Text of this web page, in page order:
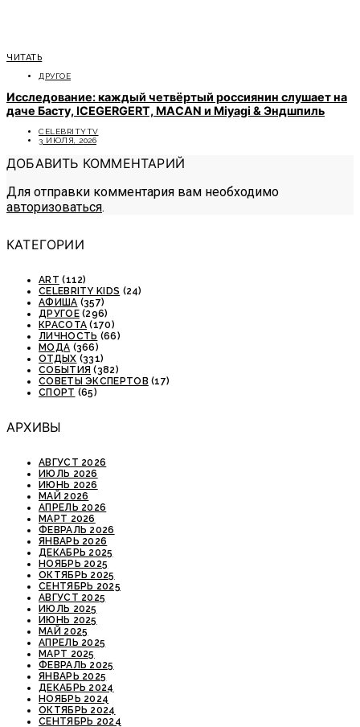
ЧИТАТЬ
ДРУГОЕ
Исследование: каждый четвёртый россиянин слушает на
даче Басту, ICEGERGERT, MACAN и Miyagi & Эндшпиль
CELEBRITYTV
3 ИЮЛЯ, 2026
ДОБАВИТЬ КОММЕНТАРИЙ
Для отправки комментария вам необходимо
авторизоваться.
КАТЕГОРИИ
ART (112)
CELEBRITY KIDS (24)
АФИША (357)
ДРУГОЕ(296)
КРАСОТА (170)
ЛИЧНОСТЬ (66)
МОДА (366)
ОТДЫХ (331)
СОБЫТИЯ (382)
СОВЕТЫ ЭКСПЕРТОВ (17)
СПОРТ (65)
АРХИВЫ
АВГУСТ 2026
ИЮЛЬ 2026
ИЮНЬ 2026
МАЙ 2026
АПРЕЛЬ 2026
МАРТ 2026
ФЕВРАЛЬ 2026
ЯНВАРЬ 2026
ДЕКАБРЬ 2025
НОЯБРЬ 2025
ОКТЯБРЬ 2025
СЕНТЯБРЬ 2025
АВГУСТ 2025
ИЮЛЬ 2025
ИЮНЬ 2025
МАЙ 2025
АПРЕЛЬ 2025
МАРТ 2025
ФЕВРАЛЬ 2025
ЯНВАРЬ 2025
ДЕКАБРЬ 2024
НОЯБРЬ 2024
ОКТЯБРЬ 2024
СЕНТЯБРЬ 2024